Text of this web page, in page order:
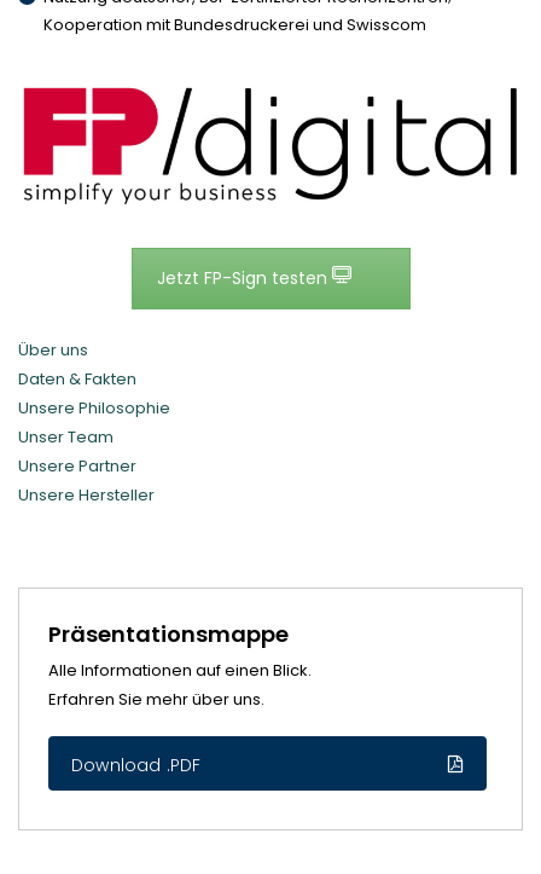
Kooperation mit Bundesdruckerei und Swisscom
Jetzt FP-Sign testen
Über uns
Daten & Fakten
Unsere Philosophie
Unser Team
Unsere Partner
Unsere Hersteller
Präsentationsmappe
Alle Informationen auf einen Blick.
Erfahren Sie mehr über uns.
Download .PDF